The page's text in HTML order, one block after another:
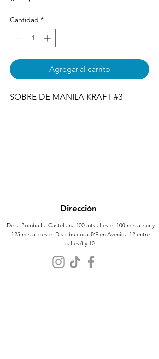
Cantidad *
Agregar al carrito
SOBRE DE MANILA KRAFT #3
Dirección
De la Bomba La Castellana 100 mts al este, 100 mts al sur y
125 mts al oeste. Distribuidora JYF en Avenida 12 entre
calles 8 y 10.